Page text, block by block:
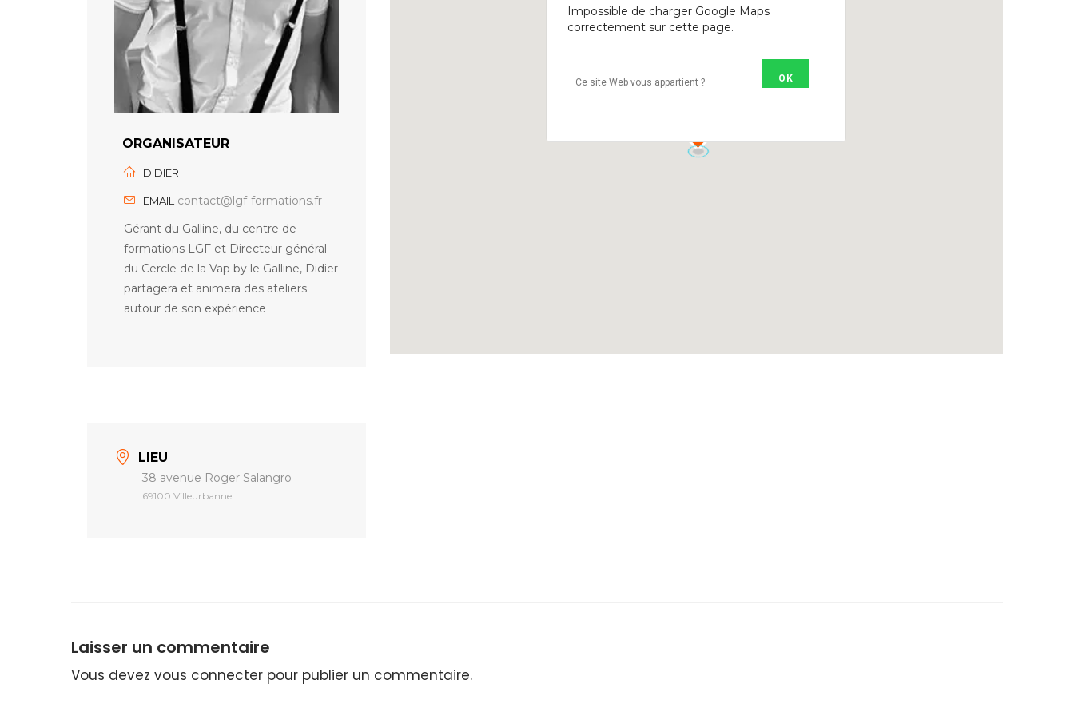
ORGANISATEUR
DIDIER
EMAIL contact@lgf-formations.fr
Gérant du Galline, du centre de
formations LGF et Directeur général
du Cercle de la Vap by le Galline, Didier
partagera et animera des ateliers
autour de son expérience
LIEU
38 avenue Roger Salangro
69100 Villeurbanne
Impossible de charger Google Maps
correctement sur cette page.
Ce site Web vous appartient ? OK
Laisser un commentaire
Vous devez vous connecter pour publier un commentaire.